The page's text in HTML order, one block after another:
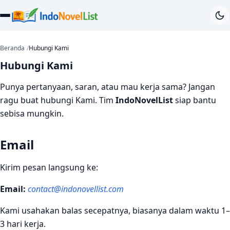
Beranda Hubungi Kami
Hubungi Kami
Punya pertanyaan, saran, atau mau kerja sama? Jangan
ragu buat hubungi Kami. Tim IndoNovelListsiap bantu
sebisa mungkin.
Email
Kirim pesan langsung ke:
Email: contact@indonovellist.com
Kami usahakan balas secepatnya, biasanya dalam waktu 1–
3 hari kerja.